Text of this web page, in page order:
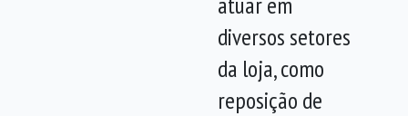
diversos setores
da loja, como
reposição de